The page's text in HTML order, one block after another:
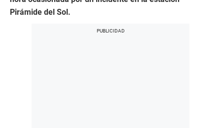
Pirámide del Sol.